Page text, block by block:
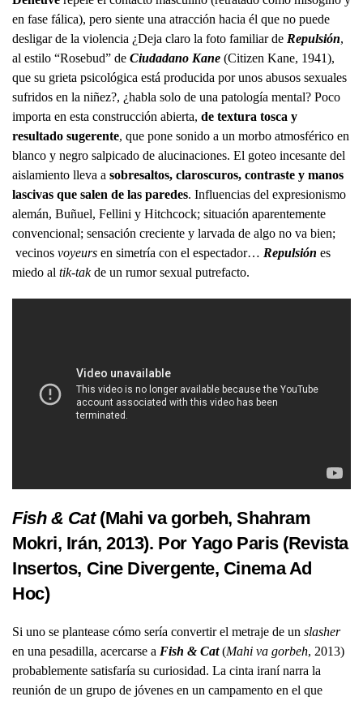
en fase fálica), pero siente una atracción hacia él que no puede
desligar de la violencia ¿Deja claro la foto familiar de Repulsión,
al estilo “Rosebud” de Ciudadano Kane (Citizen Kane, 1941),
que su grieta psicológica está producida por unos abusos sexuales
sufridos en la niñez?, ¿habla solo de una patología mental? Poco
importa en esta construcción abierta, de textura tosca y
resultado sugerente, que pone sonido a un morbo atmosférico en
blanco y negro salpicado de alucinaciones. El goteo incesante del
aislamiento lleva a sobresaltos, claroscuros, contraste y manos
lascivas que salen de las paredes. Influencias del expresionismo
alemán, Buñuel, Fellini y Hitchcock; situación aparentemente
convencional; sensación creciente y larvada de algo no va bien;
vecinos voyeurs en simetría con el espectador… Repulsión es
miedo al tik-takde un rumor sexual putrefacto.
Fish & Cat(Mahi va gorbeh, Shahram
Mokri, Irán, 2013). Por Yago Paris (Revista
Insertos, Cine Divergente, Cinema Ad
Hoc)
Si uno se plantease cómo sería convertir el metraje de un slasher
en una pesadilla, acercarse a Fish & Cat(Mahi va gorbeh, 2013)
probablemente satisfaría su curiosidad. La cinta iraní narra la
reunión de un grupo de jóvenes en un campamento en el que